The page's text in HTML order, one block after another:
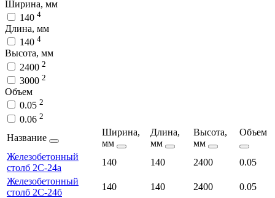
Ширина, мм
140 4
Длина, мм
140 4
Высота, мм
2400 2
3000 2
Объем
0.05 2
0.06 2
Название
Ширина,
мм
Длина,
мм
Высота,
мм
Объем
Железобетонный
столб 2С-24а
140 140 2400
0.05
Железобетонный
столб 2С-24б
140 140 2400
0.05